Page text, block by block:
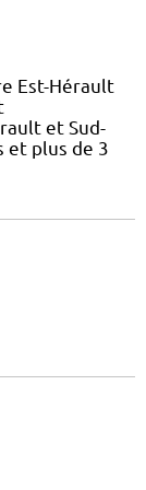
Est-Hérault
et Sud-
et plus de 3